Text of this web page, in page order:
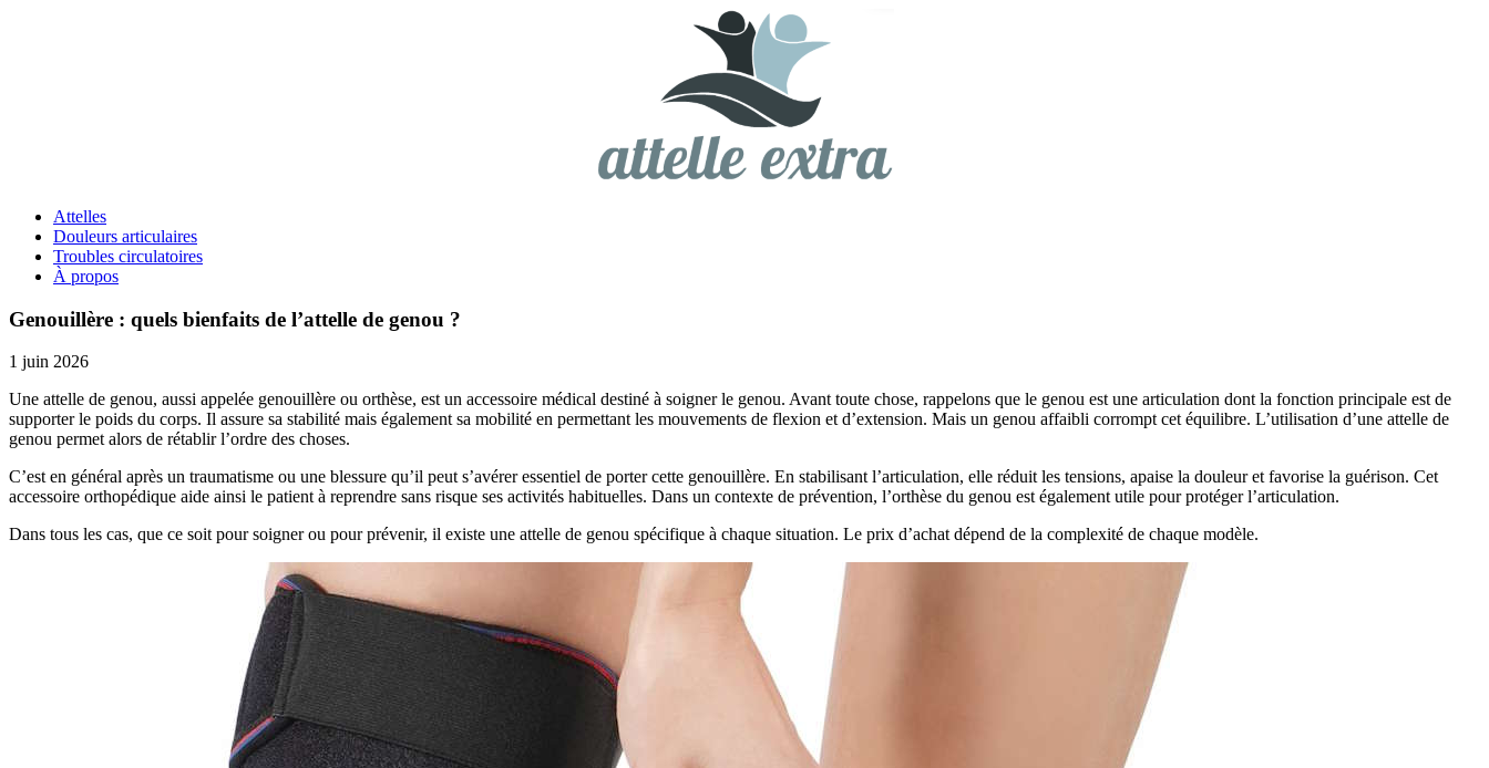
Attelles
Douleurs articulaires
Troubles circulatoires
À propos
Genouillère : quels bienfaits de l’attelle de genou ?
1 juin 2026
Une attelle de genou, aussi appelée genouillère ou orthèse, est un accessoire médical destiné à soigner le genou. Avant toute chose, rappelons que le genou est une articulation dont la fonction principale est de
supporter le poids du corps. Il assure sa stabilité mais également sa mobilité en permettant les mouvements de flexion et d’extension. Mais un genou affaibli corrompt cet équilibre. L’utilisation d’une attelle de
genou permet alors de rétablir l’ordre des choses.
C’est en général après un traumatisme ou une blessure qu’il peut s’avérer essentiel de porter cette genouillère. En stabilisant l’articulation, elle réduit les tensions, apaise la douleur et favorise la guérison. Cet
accessoire orthopédique aide ainsi le patient à reprendre sans risque ses activités habituelles. Dans un contexte de prévention, l’orthèse du genou est également utile pour protéger l’articulation.
Dans tous les cas, que ce soit pour soigner ou pour prévenir, il existe une attelle de genou spécifique à chaque situation. Le prix d’achat dépend de la complexité de chaque modèle.